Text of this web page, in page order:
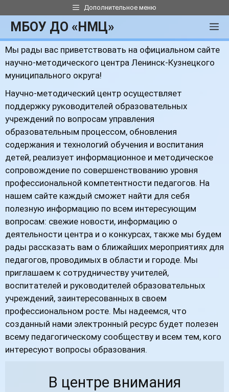
к
содержимому
Дополнительное меню
МБОУ ДО «НМЦ»
Мы рады вас приветствовать на официальном сайте
научно-методического центра Ленинск-Кузнецкого
муниципального округа!
Научно-методический центр осуществляет
поддержку руководителей образовательных
учреждений по вопросам управления
образовательным процессом, обновления
содержания и технологий обучения и воспитания
детей, реализует информационное и методическое
сопровождение по совершенствованию уровня
профессиональной компетентности педагогов. На
нашем сайте каждый сможет найти для себя
полезную информацию по всем интересующим
вопросам: свежие новости, информацию о
деятельности центра и о конкурсах, также мы будем
рады рассказать вам о ближайших мероприятиях для
педагогов, проводимых в области и городе. Мы
приглашаем к сотрудничеству учителей,
воспитателей и руководителей образовательных
учреждений, заинтересованных в своем
профессиональном росте. Мы надеемся, что
созданный нами электронный ресурс будет полезен
всему педагогическому сообществу и всем тем, кого
интересуют вопросы образования.
В центре внимания